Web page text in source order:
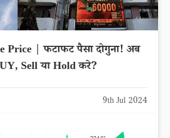
Price | फटाफट पैसा दोगुना! अब
Sell या Hold करे?
9th Jul 2024